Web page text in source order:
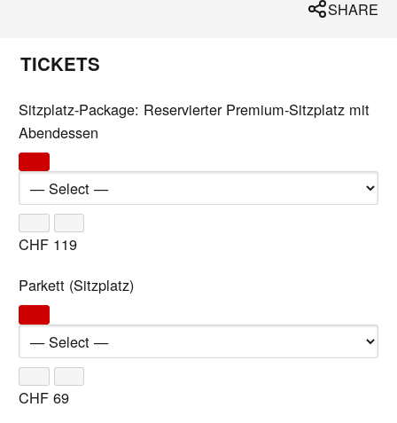
SHARE
TICKETS
Sitzplatz-Package: Reservierter Premium-Sitzplatz mit
Abendessen
CHF 119
Parkett (Sitzplatz)
CHF 69